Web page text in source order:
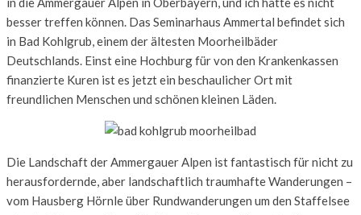
besser treffen können. Das Seminarhaus Ammertal befindet sich
in Bad Kohlgrub, einem der ältesten Moorheilbäder
Deutschlands. Einst eine Hochburg für von den Krankenkassen
finanzierte Kuren ist es jetzt ein beschaulicher Ort mit
freundlichen Menschen und schönen kleinen Läden.
Die Landschaft der Ammergauer Alpen ist fantastisch für nicht zu
herausfordernde, aber landschaftlich traumhafte Wanderungen –
vom Hausberg Hörnle über Rundwanderungen um den Staffelsee